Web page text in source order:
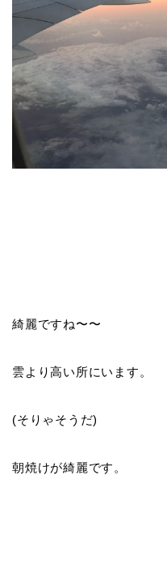
綺麗ですね〜〜
雲より高い所にいます。
(そりゃそうだ)
朝焼けが綺麗です。